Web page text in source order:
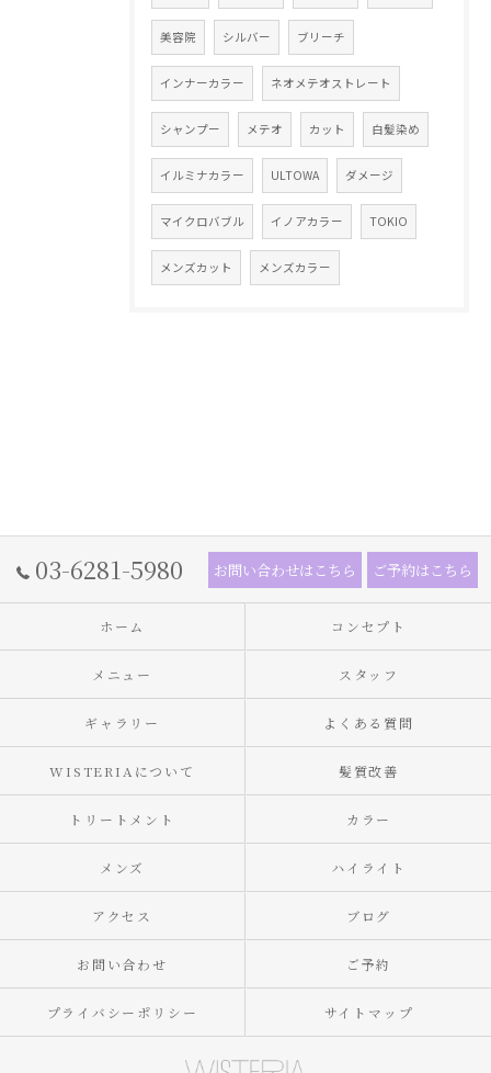
美容院 シルバー ブリーチ
インナーカラー ネオメテオストレート
シャンプー メテオ カット 白髪染め
イルミナカラー ULTOWA ダメージ
マイクロバブル イノアカラー TOKIO
メンズカット メンズカラー
03-6281-5980 お問い合わせはこちら ご予約はこちら
ホーム コンセプト
メニュー スタッフ
ギャラリー よくある質問
WISTERIAについて 髪質改善
トリートメント カラー
メンズ ハイライト
アクセス ブログ
お問い合わせ ご予約
プライバシーポリシー サイトマップ